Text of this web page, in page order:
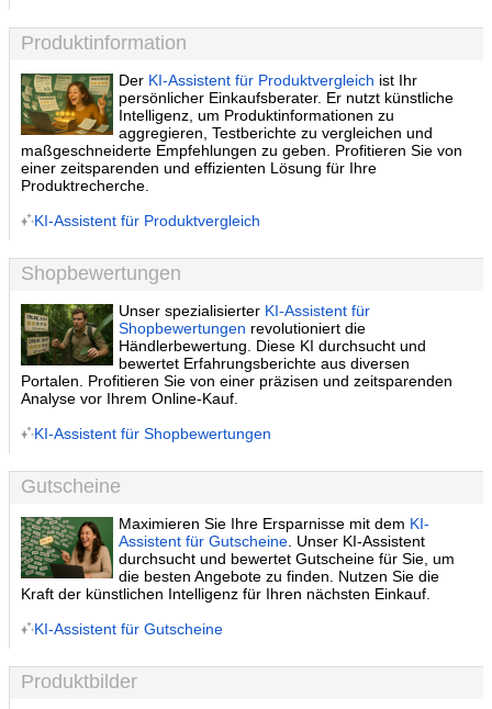
Produktinformation
Der KI-Assistent für Produktvergleich ist Ihr
persönlicher Einkaufsberater. Er nutzt künstliche
Intelligenz, um Produktinformationen zu
aggregieren, Testberichte zu vergleichen und
maßgeschneiderte Empfehlungen zu geben. Profitieren Sie von
einer zeitsparenden und effizienten Lösung für Ihre
Produktrecherche.
KI-Assistent für Produktvergleich
Shopbewertungen
Unser spezialisierter KI-Assistent für
Shopbewertungen revolutioniert die
Händlerbewertung. Diese KI durchsucht und
bewertet Erfahrungsberichte aus diversen
Portalen. Profitieren Sie von einer präzisen und zeitsparenden
Analyse vor Ihrem Online-Kauf.
KI-Assistent für Shopbewertungen
Gutscheine
Maximieren Sie Ihre Ersparnisse mit dem KI-
Assistent für Gutscheine . Unser KI-Assistent
durchsucht und bewertet Gutscheine für Sie, um
die besten Angebote zu finden. Nutzen Sie die
Kraft der künstlichen Intelligenz für Ihren nächsten Einkauf.
KI-Assistent für Gutscheine
Produktbilder